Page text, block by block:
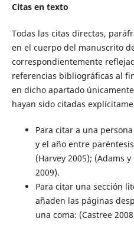
Citas en texto
Todas las citas directas,
en el cuerpo del manuscrito
correspondientemente
referencias bibliográficas al
en dicho apartado
hayan sido citadas
Para citar a una
y el año entre
(Harvey 2005); (Adams
2009).
Para citar una sección
añaden las páginas
una coma: (Castree